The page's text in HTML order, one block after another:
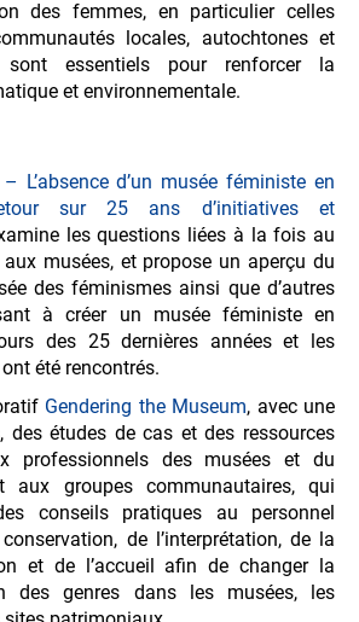
des femmes, en particulier celles
locales, autochtones et
sont essentiels pour renforcer la
et environnementale.
L’absence d’un musée féministe en
sur 25 ans d’initiatives et
les questions liées à la fois au
musées, et propose un aperçu du
des féminismes ainsi que d’autres
à créer un musée féministe en
des 25 dernières années et les
été rencontrés.
Gendering the Museum, avec une
des études de cas et des ressources
professionnels des musées et du
aux groupes communautaires, qui
conseils pratiques au personnel
de l’interprétation, de la
et de l’accueil afin de changer la
des genres dans les musées, les